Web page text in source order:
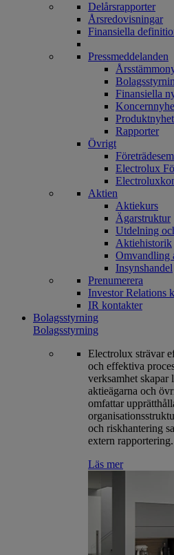
Delårsrapporter
Årsredovisningar
Finansiella
Pressmeddelanden
Finansiella
Rapporter
Övrigt
Electrolux
Aktien
Aktiekurs
Ägarstruktur
Utdelning
Aktiehistorik
Omvandling
Insynshandel
Prenumerera
Investor Relations
IR kontakter
Bolagsstyrning
Bolagsstyrning
Electrolux strävar
och effektiva
verksamhet
aktieägarna och
omfattar
och riskhantering
extern rapportering.
Läs mer